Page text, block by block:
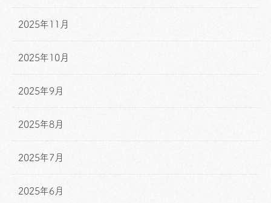
2025年11月
2025年10月
2025年9月
2025年8月
2025年7月
2025年6月